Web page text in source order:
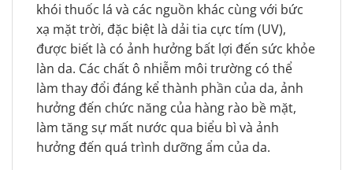
khói thuốc lá và các nguồn khác cùng với bức
xạ mặt trời, đặc biệt là dải tia cực tím (UV),
được biết là có ảnh hưởng bất lợi đến sức khỏe
làn da. Các chất ô nhiễm môi trường có thể
làm thay đổi đáng kể thành phần của da, ảnh
hưởng đến chức năng của hàng rào bề mặt,
làm tăng sự mất nước qua biểu bì và ảnh
hưởng đến quá trình dưỡng ẩm của da.